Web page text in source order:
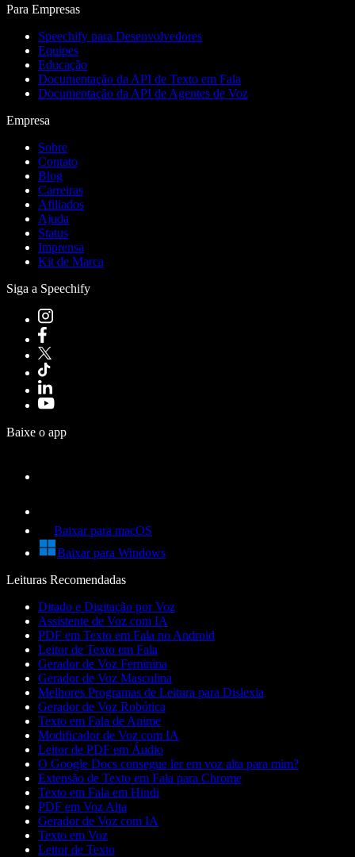
Para Empresas
Speechify para Desenvolvedores
Equipes
Educação
Documentação da API de Texto em Fala
Documentação da API de Agentes de Voz
Empresa
Sobre
Contato
Blog
Carreiras
Afiliados
Ajuda
Status
Imprensa
Kit de Marca
Siga a Speechify
Baixe o app
Baixar para macOS
Baixar para Windows
Leituras Recomendadas
Ditado e Digitação por Voz
Assistente de Voz com IA
PDF em Texto em Fala no Android
Leitor de Texto em Fala
Gerador de Voz Feminina
Gerador de Voz Masculina
Melhores Programas de Leitura para Dislexia
Gerador de Voz Robótica
Texto em Fala de Anime
Modificador de Voz com IA
Leitor de PDF em Áudio
O Google Docs consegue ler em voz alta para mim?
Extensão de Texto em Fala para Chrome
Texto em Fala em Hindi
PDF em Voz Alta
Gerador de Voz com IA
Texto em Voz
Leitor de Texto